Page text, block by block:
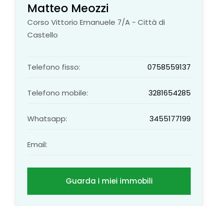
Matteo Meozzi
Corso Vittorio Emanuele 7/A - Città di
Castello
Telefono fisso: 0758559137
Telefono mobile: 3281654285
Whatsapp: 3455177199
Email:
Guarda i miei immobili